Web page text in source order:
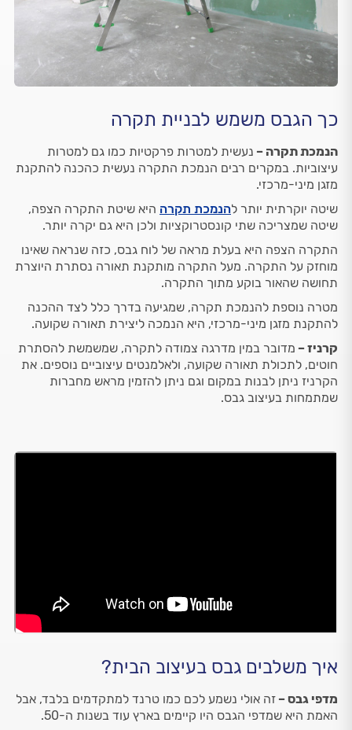
כך הגבס משמש לבניית תקרה
הנמכת תקרה – נעשית למטרות פרקטיות כמו גם למטרות
עיצוביות. במקרים רבים הנמכת התקרה נעשית כהכנה להתקנת
מזגן מיני-מרכזי.
שיטה יוקרתית יותר להנמכת תקרה היא שיטת התקרה הצפה,
שיטה שמצריכה שתי קונסטרוקציות ולכן היא גם יקרה יותר.
התקרה הצפה היא בעלת מראה של לוח גבס, כזה שנראה שאינו
מוחזק על התקרה. מעל התקרה מותקנת תאורה נסתרת היוצרת
תחושה שהאור בוקע מתוך התקרה.
מטרה נוספת להנמכת תקרה, שמגיעה בדרך כלל לצד ההכנה
להתקנת מזגן מיני-מרכזי, היא הנמכה ליצירת תאורה שקועה.
קרניז – מדובר במין מדרגה צמודה לתקרה, שמשמשת להסתרת
חוטים, לתכולת תאורה שקועה, ולאלמנטים עיצוביים נוספים. את
הקרניז ניתן לבנות במקום וגם ניתן להזמין מראש מחברות
שמתמחות בעיצוב גבס.
איך משלבים גבס בעיצוב הבית?
מדפי גבס – זה אולי נשמע לכם כמו טרנד למתקדמים בלבד, אבל
האמת היא שמדפי הגבס היו קיימים בארץ עוד בשנות ה-50.